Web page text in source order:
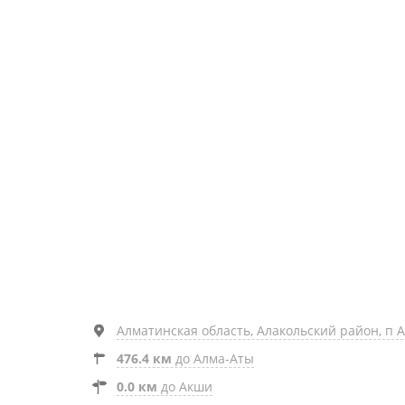
Алматинская область, Алакольский район, п
476.4 км до Алма-Аты
0.0 км до Акши